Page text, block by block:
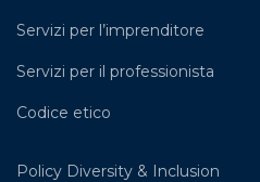
Servizi per l’imprenditore
Servizi per il professionista
Codice etico
Policy Diversity & Inclusion